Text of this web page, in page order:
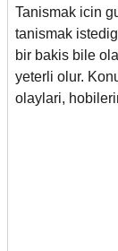
Tanismak icin
tanismak
bir bakis bile
yeterli olur.
olaylari,